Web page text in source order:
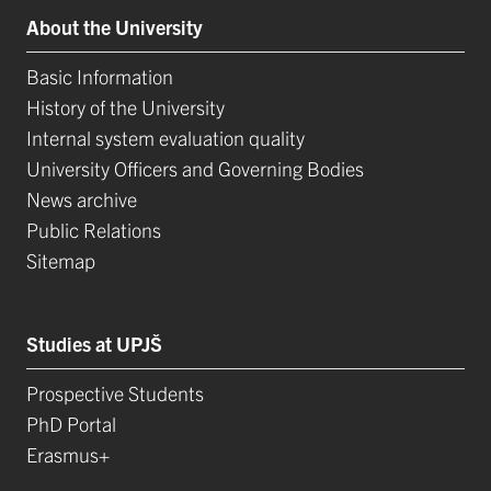
About the University
Basic Information
History of the University
Internal system evaluation quality
University Officers and Governing Bodies
News archive
Public Relations
Sitemap
Studies at UPJŠ
Prospective Students
PhD Portal
Erasmus+